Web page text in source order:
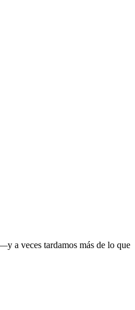
a veces tardamos más de lo que